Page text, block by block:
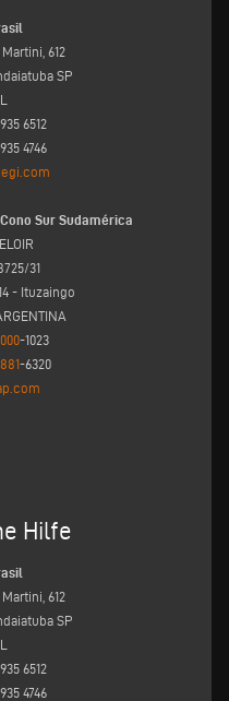
612
SP
6512
4746
Sur Sudamérica
31
- Ituzaingo
-1023
-6320
Hilfe
612
SP
6512
4746